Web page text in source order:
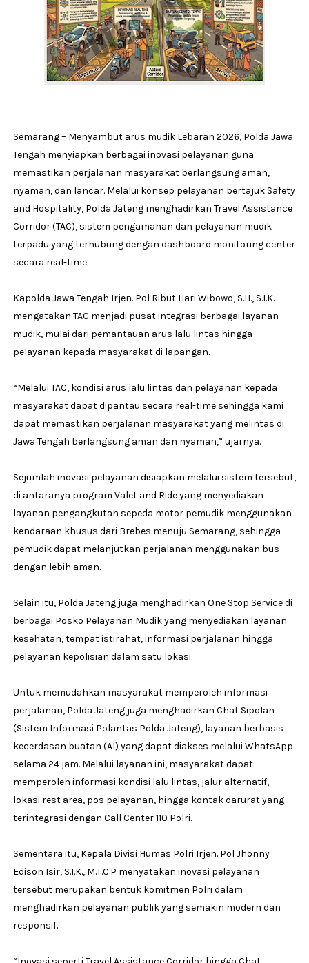
Semarang – Menyambut arus mudik Lebaran 2026, Polda Jawa
Tengah menyiapkan berbagai inovasi pelayanan guna
memastikan perjalanan masyarakat berlangsung aman,
nyaman, dan lancar. Melalui konsep pelayanan bertajuk Safety
and Hospitality, Polda Jateng menghadirkan Travel Assistance
Corridor (TAC), sistem pengamanan dan pelayanan mudik
terpadu yang terhubung dengan dashboard monitoring center
secara real-time.
Kapolda Jawa Tengah Irjen. Pol Ribut Hari Wibowo, S.H., S.I.K.
mengatakan TAC menjadi pusat integrasi berbagai layanan
mudik, mulai dari pemantauan arus lalu lintas hingga
pelayanan kepada masyarakat di lapangan.
“Melalui TAC, kondisi arus lalu lintas dan pelayanan kepada
masyarakat dapat dipantau secara real-time sehingga kami
dapat memastikan perjalanan masyarakat yang melintas di
Jawa Tengah berlangsung aman dan nyaman,” ujarnya.
Sejumlah inovasi pelayanan disiapkan melalui sistem tersebut,
di antaranya program Valet and Ride yang menyediakan
layanan pengangkutan sepeda motor pemudik menggunakan
kendaraan khusus dari Brebes menuju Semarang, sehingga
pemudik dapat melanjutkan perjalanan menggunakan bus
dengan lebih aman.
Selain itu, Polda Jateng juga menghadirkan One Stop Service di
berbagai Posko Pelayanan Mudik yang menyediakan layanan
kesehatan, tempat istirahat, informasi perjalanan hingga
pelayanan kepolisian dalam satu lokasi.
Untuk memudahkan masyarakat memperoleh informasi
perjalanan, Polda Jateng juga menghadirkan Chat Sipolan
(Sistem Informasi Polantas Polda Jateng), layanan berbasis
kecerdasan buatan (AI) yang dapat diakses melalui WhatsApp
selama 24 jam. Melalui layanan ini, masyarakat dapat
memperoleh informasi kondisi lalu lintas, jalur alternatif,
lokasi rest area, pos pelayanan, hingga kontak darurat yang
terintegrasi dengan Call Center 110 Polri.
Sementara itu, Kepala Divisi Humas Polri Irjen. Pol Jhonny
Edison Isir, S.I.K., M.T.C.P menyatakan inovasi pelayanan
tersebut merupakan bentuk komitmen Polri dalam
menghadirkan pelayanan publik yang semakin modern dan
responsif.